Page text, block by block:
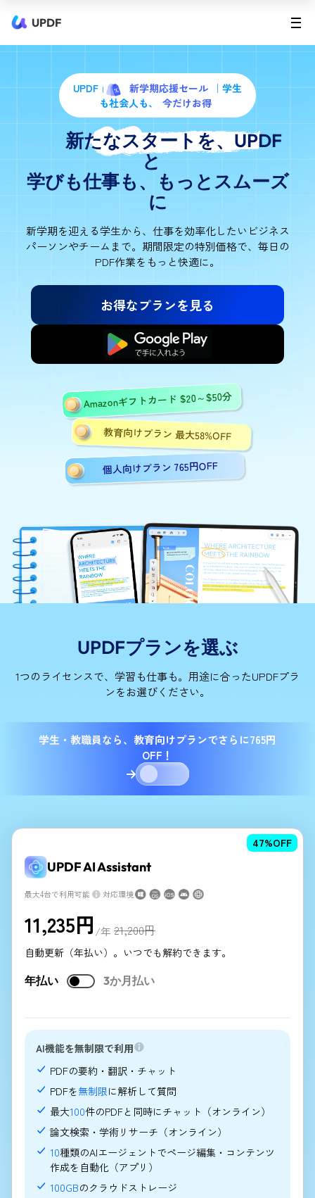
UPDF
UPDF 新学期応援セール
｜学生
も社会人も、
今だけお得
新たなスタートを、UPDF
と
学びも仕事も、もっとスムーズ
に
新学期を迎える学生から、仕事を効率化したいビジネス
パーソンやチームまで。 期間限定の特別価格で、毎日の
PDF作業をもっと快適に。
お得なプランを見る
無料で始める
Amazonギフトカード $20～$50分
教育向けプラン 最大58%OFF
個人向けプラン 765円OFF
UPDFプランを選ぶ
1つのライセンスで、学習も仕事も。用途に合ったUPDFプラ
ンをお選びください。
学生・教職員なら、教育向けプランでさらに765円
OFF！
UPDF AI Assistant
47%OFF
最大4台で利用可能 対応環境
11,235円/年 21,200円
自動更新（年払い）。いつでも解約できます。
年払い
3か月払い
AI機能を無制限で利用
PDFの要約・翻訳・チャット
PDFを無制限に解析して質問
最大100件のPDFと同時にチャット（オンライン）
論文検索・学術リサーチ（オンライン）
10種類のAIエージェントでページ編集・コンテンツ
作成を自動化（アプリ）
100GBのクラウドストレージ